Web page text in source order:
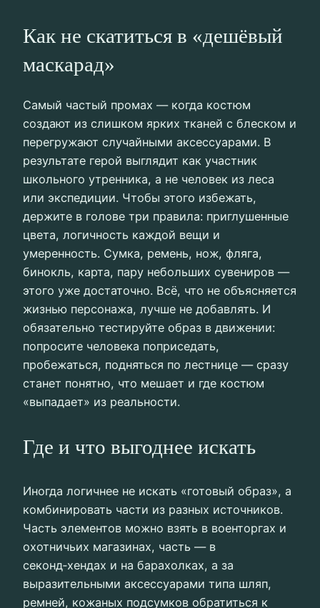
Как не скатиться в «дешёвый
маскарад»
Самый частый промах — когда костюм
создают из слишком ярких тканей с блеском и
перегружают случайными аксессуарами. В
результате герой выглядит как участник
школьного утренника, а не человек из леса
или экспедиции. Чтобы этого избежать,
держите в голове три правила: приглушенные
цвета, логичность каждой вещи и
умеренность. Сумка, ремень, нож, фляга,
бинокль, карта, пару небольших сувениров —
этого уже достаточно. Всё, что не объясняется
жизнью персонажа, лучше не добавлять. И
обязательно тестируйте образ в движении:
попросите человека поприседать,
пробежаться, подняться по лестнице — сразу
станет понятно, что мешает и где костюм
«выпадает» из реальности.
Где и что выгоднее искать
Иногда логичнее не искать «готовый образ», а
комбинировать части из разных источников.
Часть элементов можно взять в военторгах и
охотничьих магазинах, часть — в
секонд‑хендах и на барахолках, а за
выразительными аксессуарами типа шляп,
ремней, кожаных подсумков обратиться к